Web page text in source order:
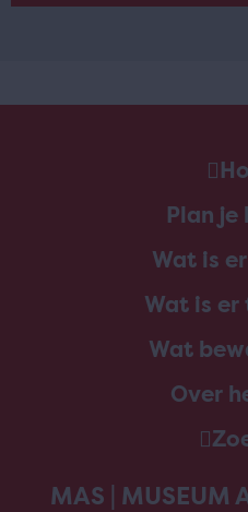
Plan
Wat is
Wat is er
Wat
Over
MAS | MUSEUM